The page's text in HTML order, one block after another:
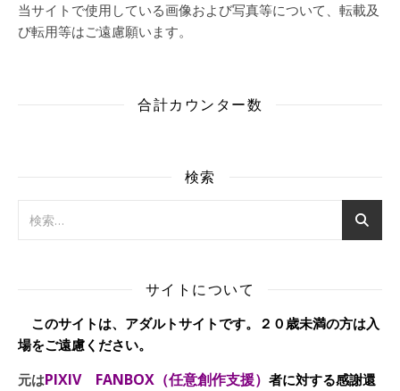
当サイトで使用している画像および写真等について、転載及
び転用等はご遠慮願います。
合計カウンター数
検索
サイトについて
このサイトは、アダルトサイトです。２０歳未満の方は入
場をご遠慮ください。
元はPIXIV FANBOX（任意創作支援） 者に対する感謝還